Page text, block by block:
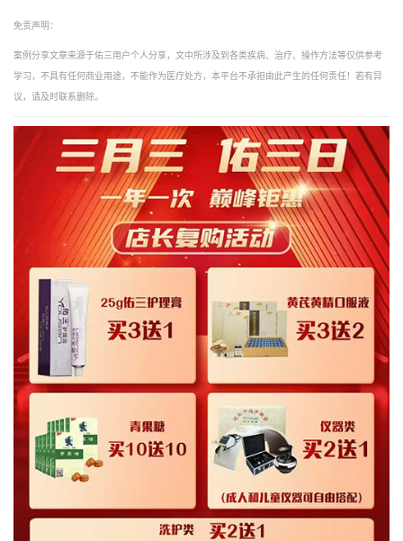
免责声明：
案例分享文章来源于佑三用户个人分享，文中所涉及到各类疾病、治疗、操作方法等仅供参考
学习，不具有任何商业用途，不能作为医疗处方，本平台不承担由此产生的任何责任！若有异
议，请及时联系删除。